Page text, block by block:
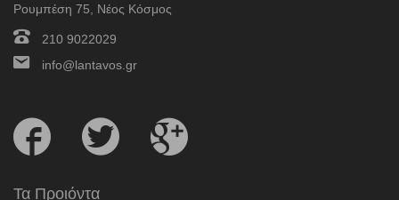
Ρουμπέση 75, Νέος Κόσμος
210 9022029
info@lantavos.gr
Follow
Facebook
Follow
Τα Προιόντα